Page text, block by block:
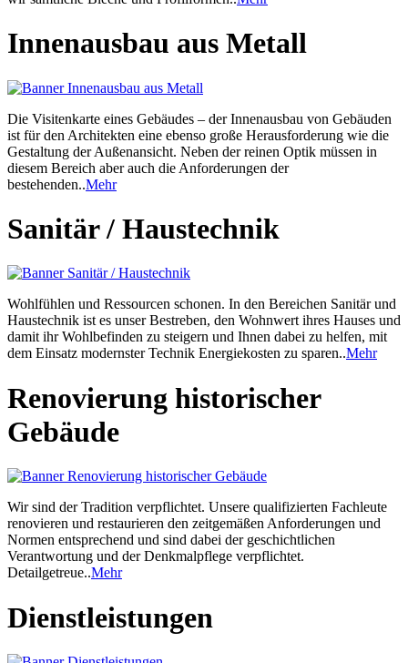
Innenausbau aus Metall
Die Visitenkarte eines Gebäudes – der Innenausbau von Gebäuden
ist für den Architekten eine ebenso große Herausforderung wie die
Gestaltung der Außenansicht. Neben der reinen Optik müssen in
diesem Bereich aber auch die Anforderungen der
bestehenden..Mehr
Sanitär / Haustechnik
Wohlfühlen und Ressourcen schonen. In den Bereichen Sanitär und
Haustechnik ist es unser Bestreben, den Wohnwert ihres Hauses und
damit ihr Wohlbefinden zu steigern und Ihnen dabei zu helfen, mit
dem Einsatz modernster Technik Energiekosten zu sparen..Mehr
Renovierung historischer
Gebäude
Wir sind der Tradition verpflichtet. Unsere qualifizierten Fachleute
renovieren und restaurieren den zeitgemäßen Anforderungen und
Normen entsprechend und sind dabei der geschichtlichen
Verantwortung und der Denkmalpflege verpflichtet.
Detailgetreue..Mehr
Dienstleistungen